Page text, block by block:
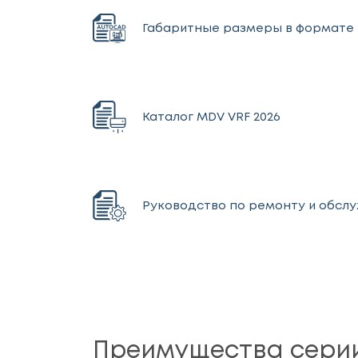
Габаритные размеры в формате
Каталог MDV VRF 2026
Руководство по ремонту и
Преимущества